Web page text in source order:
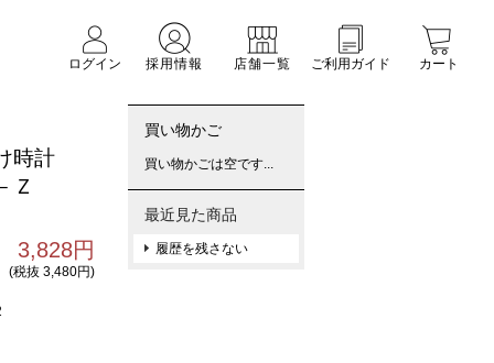
ログイン
採用情報 店舗一覧 ご利用ガイド カート
時計
Ｚ
3,828円
(税抜 3,480円)
買い物かご
買い物かごは空です...
最近見た商品
履歴を残さない